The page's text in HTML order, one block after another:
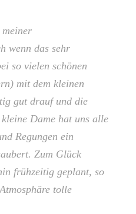
wenn das sehr
so vielen schönen
mit dem kleinen
gut drauf und die
Dame hat uns alle
Regungen ein
Zum Glück
frühzeitig geplant, so
tolle